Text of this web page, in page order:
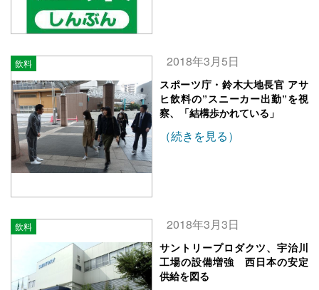
飲料 2018年3月5日
スポーツ庁・鈴木大地長官 アサ
ヒ飲料の”スニーカー出勤”を視
察、「結構歩かれている」
（続きを見る）
飲料 2018年3月3日
サントリープロダクツ、宇治川
工場の設備増強 西日本の安定
供給を図る